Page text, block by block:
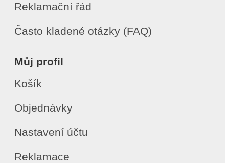
Reklamační řád
Často kladené otázky (FAQ)
Můj profil
Košík
Objednávky
Nastavení účtu
Reklamace